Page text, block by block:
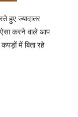
हुए ज्यादातर
ऐसा करने वाले आप
में बिता रहे